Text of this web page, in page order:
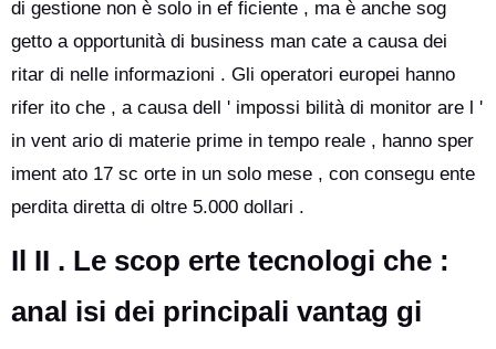
di gestione non è solo in ef ficiente , ma è anche sog
getto a opportunità di business man cate a causa dei
ritar di nelle informazioni . Gli operatori europei hanno
rifer ito che , a causa dell ' impossi bilità di monitor are l '
in vent ario di materie prime in tempo reale , hanno sper
iment ato 17 sc orte in un solo mese , con consegu ente
perdita diretta di oltre 5.000 dollari .
Il II . Le scop erte tecnologi che :
anal isi dei principali vantag gi